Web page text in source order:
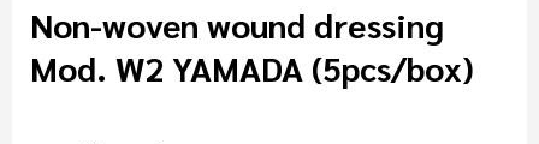
Non-woven wound dressing
Mod. W2 YAMADA (5pcs/box)